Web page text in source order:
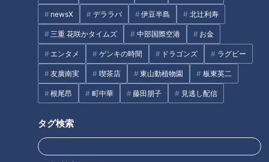
newsX デララバ 伊豆半島 北辻利寿
三重 花咲かタイムズ 中部国際空港 お金
エンタメ ゲンキの時間 ドラゴンズ ラグビー
友廣南実 喫茶店 東山動植物園 板東英二
根尾昂 町中華 藤田朋子 見逃し配信
タグ検索
ほぼ三重・津市 白山町だけ愛さ
れフード『大海老フライ定食』
をいただきます！【愛されフー
女性が年収を公開すると成婚率
は“約2倍”？結婚相談所で起きて
いる“年収開示”のリアル
中日ドラゴンズ
スタジオ出演